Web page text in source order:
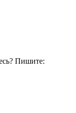
Пишите: